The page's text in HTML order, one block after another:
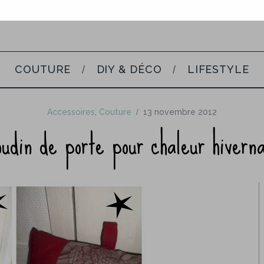
COUTURE DIY & DÉCO LIFESTYLE
Accessoires Couture 13 novembre 2012
de porte pour chaleur